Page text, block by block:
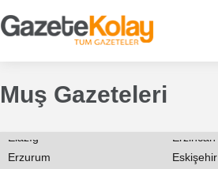
Muş Gazeteleri
Bingöl
Bolu
Denizli
Elazığ
Erzincan
Erzurum
Eskişehir